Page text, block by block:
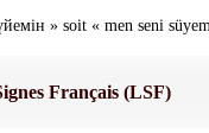
» soit « men seni
Français (LSF)